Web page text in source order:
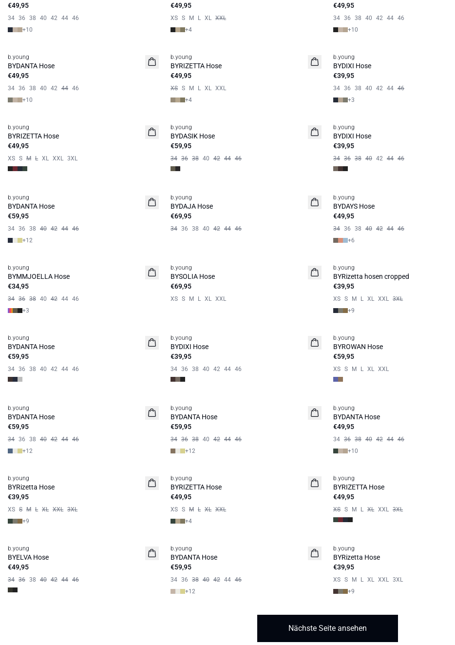
€49,95
34 36 38 40 42 44 46
+10
€49,95
XS S M L XL XXL
+4
€49,95
34 36 38 40 42 44 46
+10
Basic
b.young
BYDANTA Hose
€49,95
34 36 38 40 42 44 46
+10
Neuheit
b.young
BYRIZETTA Hose
€49,95
XS S M L XL XXL
+4
Basic
b.young
BYDIXI Hose
€39,95
34 36 38 40 42 44 46
+3
Basic
b.young
BYRIZETTA Hose
€49,95
XS S M L XL XXL 3XL
b.young
BYDASIK Hose
€59,95
34 36 38 40 42 44 46
b.young
BYDIXI Hose
€39,95
34 36 38 40 42 44 46
Basic
b.young
BYDANTA Hose
€59,95
34 36 38 40 42 44 46
+12
b.young
BYDAJA Hose
€69,95
34 36 38 40 42 44 46
b.young
BYDAYS Hose
€49,95
34 36 38 40 42 44 46
+6
b.young
BYMMJOELLA Hose
€34,95
34 36 38 40 42 44 46
+3
b.young
BYSOLIA Hose
€69,95
XS S M L XL XXL
Basic
b.young
BYRizetta hosen cropped
€39,95
XS S M L XL XXL 3XL
+9
Neuheit
b.young
BYDANTA Hose
€59,95
34 36 38 40 42 44 46
Neuheit
b.young
BYDIXI Hose
€39,95
34 36 38 40 42 44 46
Neuheit
b.young
BYROWAN Hose
€59,95
XS S M L XL XXL
b.young
BYDANTA Hose
€59,95
34 36 38 40 42 44 46
+12
b.young
BYDANTA Hose
€59,95
34 36 38 40 42 44 46
+12
b.young
BYDANTA Hose
€49,95
34 36 38 40 42 44 46
+10
b.young
BYRizetta Hose
€39,95
XS S M L XL XXL 3XL
+9
b.young
BYRIZETTA Hose
€49,95
XS S M L XL XXL
+4
b.young
BYRIZETTA Hose
€49,95
XS S M L XL XXL 3XL
Basic
b.young
BYELVA Hose
€49,95
34 36 38 40 42 44 46
b.young
BYDANTA Hose
€59,95
34 36 38 40 42 44 46
+12
b.young
BYRizetta Hose
€39,95
XS S M L XL XXL 3XL
+9
Nächste Seite ansehen